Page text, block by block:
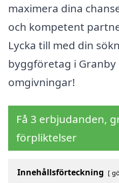
maximera dina
och kompetent
Lycka till med din
byggföretag i Granby
omgivningar!
Få 3 erbjudanden,
förpliktelser
Innehållsförteckning